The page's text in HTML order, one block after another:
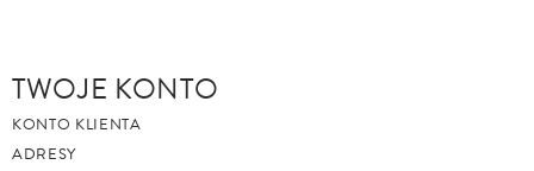
TWOJE KONTO
KONTO KLIENTA
ADRESY